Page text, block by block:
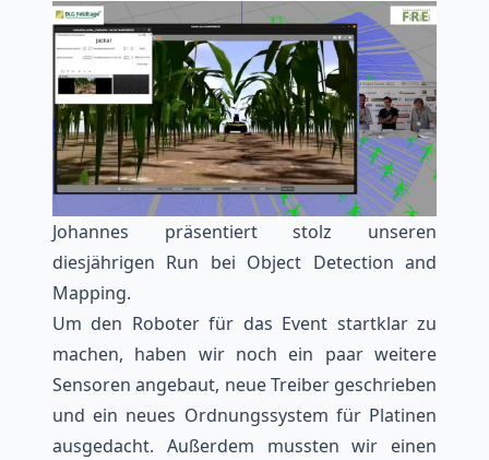
Johannes präsentiert stolz unseren
diesjährigen Run bei Object Detection and
Mapping.
Um den Roboter für das Event startklar zu
machen, haben wir noch ein paar weitere
Sensoren angebaut, neue Treiber geschrieben
und ein neues Ordnungssystem für Platinen
ausgedacht. Außerdem mussten wir einen